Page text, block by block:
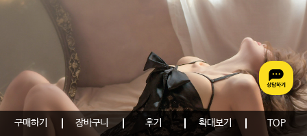
구매하기 장바구니 후기 확대보기 TOP